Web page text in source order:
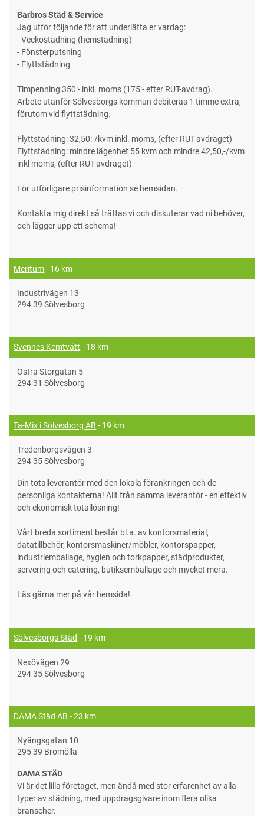
Barbros Städ & Service
Jag utför följande för att underlätta er vardag:
- Veckostädning (hemstädning)
- Fönsterputsning
- Flyttstädning
Timpenning 350:- inkl. moms (175:- efter RUT-avdrag).
Arbete utanför Sölvesborgs kommun debiteras 1 timme extra,
förutom vid flyttstädning.
Flyttstädning: 32,50:-/kvm inkl. moms, (efter RUT-avdraget)
Flyttstädning: mindre lägenhet 55 kvm och mindre 42,50,-/kvm
inkl moms, (efter RUT-avdraget)
För utförligare prisinformation se hemsidan.
Kontakta mig direkt så träffas vi och diskuterar vad ni behöver,
och lägger upp ett schema!
Meritum- 16 km
Industrivägen 13
294 39 Sölvesborg
Svennes Kemtvätt - 18 km
Östra Storgatan 5
294 31 Sölvesborg
Ta-Mix i Sölvesborg AB - 19 km
Tredenborgsvägen 3
294 35 Sölvesborg
Din totalleverantör med den lokala förankringen och de
personliga kontakterna! Allt från samma leverantör - en effektiv
och ekonomisk totallösning!
Vårt breda sortiment består bl.a. av kontorsmaterial,
datatillbehör, kontorsmaskiner/möbler, kontorspapper,
industriemballage, hygien och torkpapper, städprodukter,
servering och catering, butiksemballage och mycket mera.
Läs gärna mer på vår hemsida!
Sölvesborgs Städ - 19 km
Nexövägen 29
294 35 Sölvesborg
DAMA Städ AB - 23 km
Nyängsgatan 10
295 39 Bromölla
DAMA STÄD
Vi är det lilla företaget, men ändå med stor erfarenhet av alla
typer av städning, med uppdragsgivare inom flera olika
branscher.